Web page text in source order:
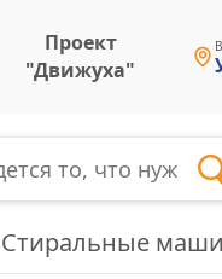
Проект
"Движуха"
Стиральные